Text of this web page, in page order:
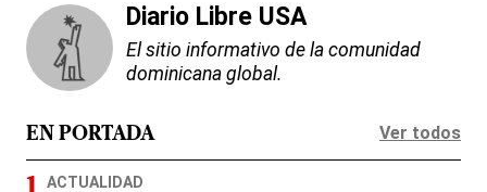
Diario Libre USA
El sitio informativo de la comunidad
dominicana global.
EN PORTADA Ver todos
ACTUALIDAD